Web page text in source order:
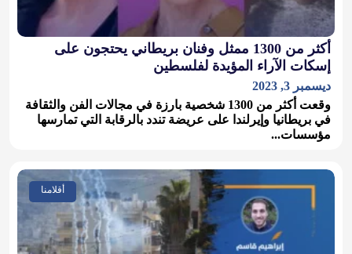
أكثر من 1300 ممثل وفنان بريطاني يحتجون على
إسكات الآراء المؤيدة لفلسطين
ديسمبر 3, 2023
وقعت أكثر من 1300 شخصية بارزة في مجالات الفن والثقافة
في بريطانيا وإيرلندا على عريضة تندد بالرقابة التي تمارسها
مؤسسات...
أقلامنا